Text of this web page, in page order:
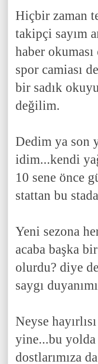
Hiçbir zaman
takipçi sayım
haber
spor camiası
bir sadık
değilim.
Dedim ya son
idim...kendi
10 sene önce
stattan bu
Yeni sezona
acaba başka
olurdu? diye
saygı
Neyse
yine...bu
dostlarımıza